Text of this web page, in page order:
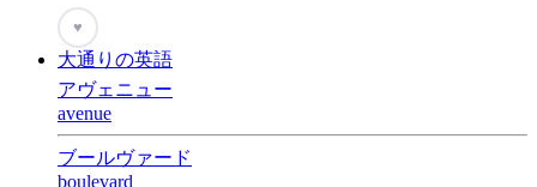
♥
大通りの英語
アヴェニュー
avenue
ブールヴァード
boulevard